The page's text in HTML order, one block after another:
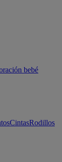
bebé
CintasRodillos